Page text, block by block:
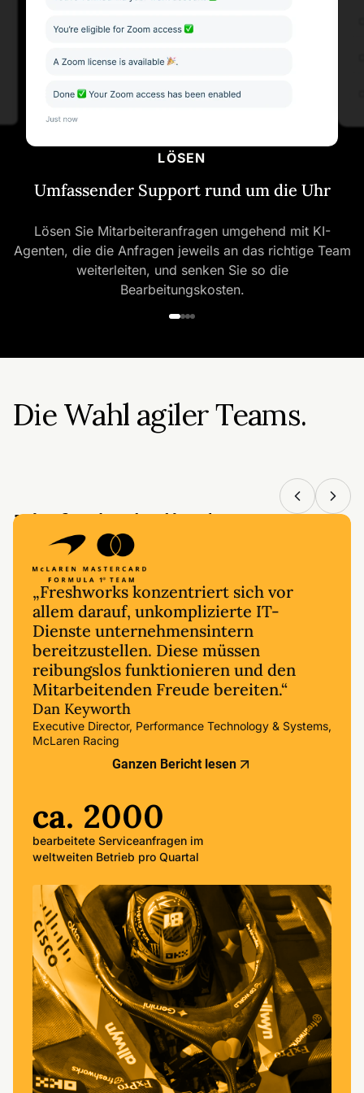
LÖSEN
Umfassender Support rund um die Uhr
Lösen Sie Mitarbeiteranfragen umgehend mit KI-
Agenten, die die Anfragen jeweils an das richtige Team
weiterleiten, und senken Sie so die
Bearbeitungskosten.
Beschleunigen Sie die Vorabprüfung und
Ursachen schneller ermitteln
Stellen Sie Zusammenhänge zwischen Daten her,
Ermitteln Sie Engpässe und verfolgen Sie Trends,
Die Wahl agiler Teams.
Einfach skalierbar.
ca. 2000
bearbeitete Serviceanfragen im
weltweiten Betrieb pro Quartal
„Freshworks konzentriert sich vor
allem darauf, unkomplizierte IT-
Dienste unternehmensintern
bereitzustellen. Diese müssen
reibungslos funktionieren und den
Mitarbeitenden Freude bereiten.“
Dan Keyworth
Executive Director, Performance Technology & Systems,
McLaren Racing
Ganzen Bericht lesen